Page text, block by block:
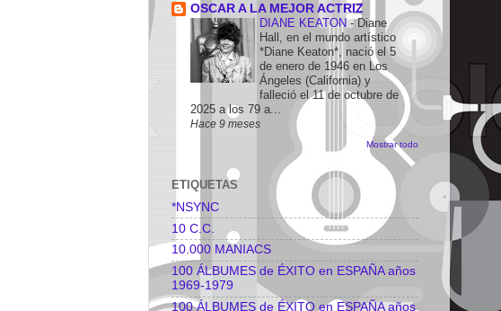
OSCAR A LA MEJOR ACTRIZ
DIANE KEATON-Diane
Hall, en el mundo artístico
*Diane Keaton*, nació el 5
de enero de 1946 en Los
Ángeles (California) y
falleció el 11 de octubre de
2025 a los 79 a...
Hace 9 meses
Mostrar todo
ETIQUETAS
*NSYNC
10 C.C.
10.000 MANIACS
100 ÁLBUMES de ÉXITO en ESPAÑA años
1969-1979
100 ÁLBUMES de ÉXITO en ESPAÑA años